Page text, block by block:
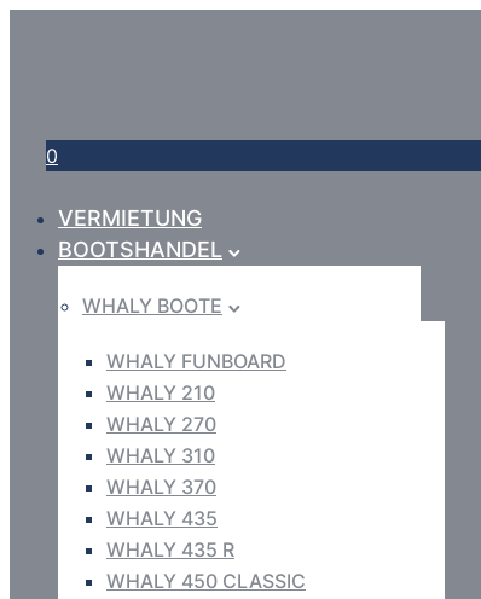
0
VERMIETUNG
BOOTSHANDEL
WHALY BOOTE
WHALY FUNBOARD
WHALY 210
WHALY 270
WHALY 310
WHALY 370
WHALY 435
WHALY 435 R
WHALY 450 CLASSIC